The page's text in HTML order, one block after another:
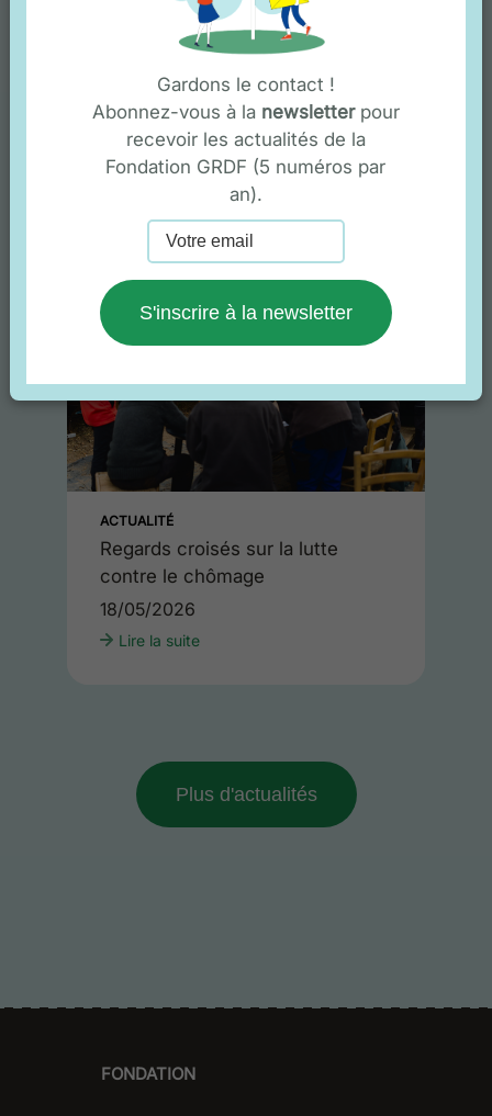
La fondation, un
accompagnement sur mesure
des structures
18/05/2026
Lire la suite
ACTUALITÉ
Regards croisés sur la lutte
contre le chômage
18/05/2026
Lire la suite
Plus d'actualités
FONDATION
Gardons le contact !
Abonnez-vous à la newsletterpour
recevoir les actualités de la
Fondation GRDF (5 numéros par
an).
S'inscrire à la newsletter